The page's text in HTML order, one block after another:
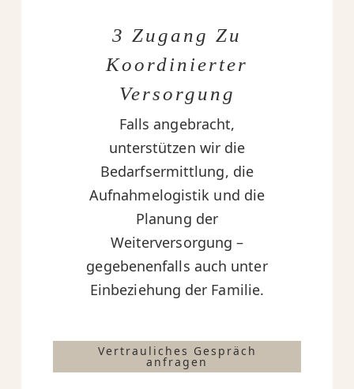
3 Zugang Zu
Koordinierter
Versorgung
Falls angebracht,
unterstützen wir die
Bedarfsermittlung, die
Aufnahmelogistik und die
Planung der
Weiterversorgung –
gegebenenfalls auch unter
Einbeziehung der Familie.
Vertrauliches Gespräch
anfragen